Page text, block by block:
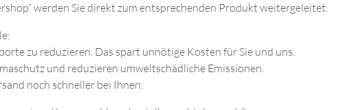
werden Sie direkt zum entsprechenden Produkt weitergeleitet.
zu reduzieren. Das spart unnötige Kosten für Sie und uns.
und reduzieren umweltschädliche Emissionen.
noch schneller bei Ihnen.